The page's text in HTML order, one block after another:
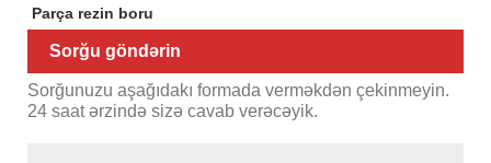
Parça rezin boru
Sorğu göndərin
Sorğunuzu aşağıdakı formada verməkdən çekinmeyin.
24 saat ərzində sizə cavab verəcəyik.